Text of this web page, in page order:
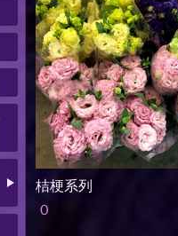
桔梗系列
0